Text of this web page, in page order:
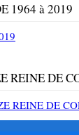
1964 à 2019
REINE DE